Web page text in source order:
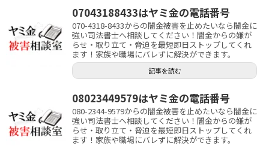
07043188433はヤミ金の電話番号
070-4318-8433からの闇金被害を止めたいなら闇金に
強い司法書士へ相談してください！闇金からの嫌が
らせ・取り立て・脅迫を最短即日ストップしてくれ
ます！家族や職場にバレずに解決ができます。
記事を読む
08023449579はヤミ金の電話番号
080-2344-9579からの闇金被害を止めたいなら闇金に
強い司法書士へ相談してください！闇金からの嫌が
らせ・取り立て・脅迫を最短即日ストップしてくれ
ます！家族や職場にバレずに解決ができます。